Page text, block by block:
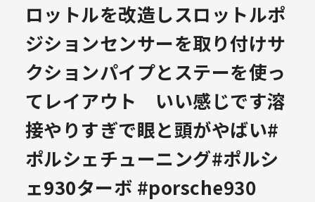
ロットルを改造しスロットルポ
ジションセンサーを取り付け️サ
クションパイプとステーを使っ
てレイアウト いい感じです️溶
接やりすぎで眼と頭がやばい#
ポルシェチューニング#ポルシ
ェ930ターボ #porsche930